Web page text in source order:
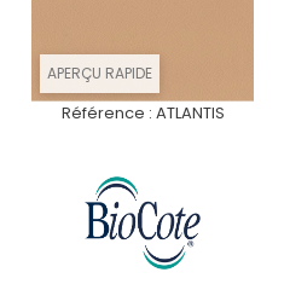
APERÇU RAPIDE
Référence : ATLANTIS